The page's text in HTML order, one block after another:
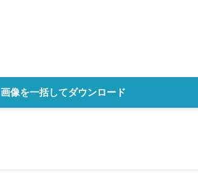
画像を一括してダウンロード